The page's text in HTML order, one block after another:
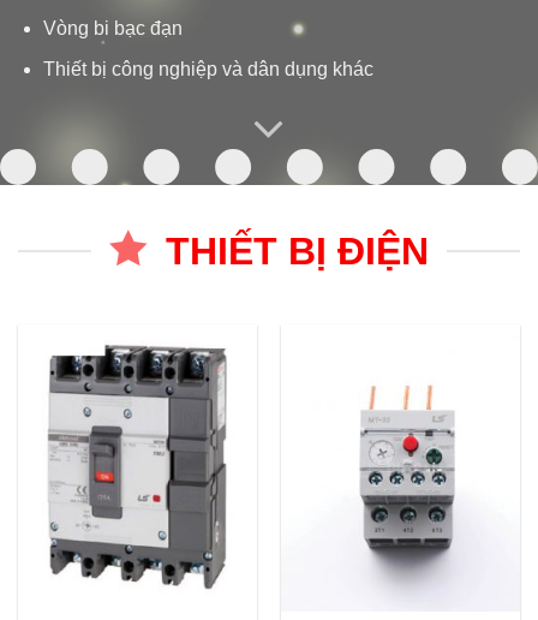
Vòng bi bạc đạn
Thiết bị công nghiệp và dân dụng khác
THIẾT BỊ ĐIỆN